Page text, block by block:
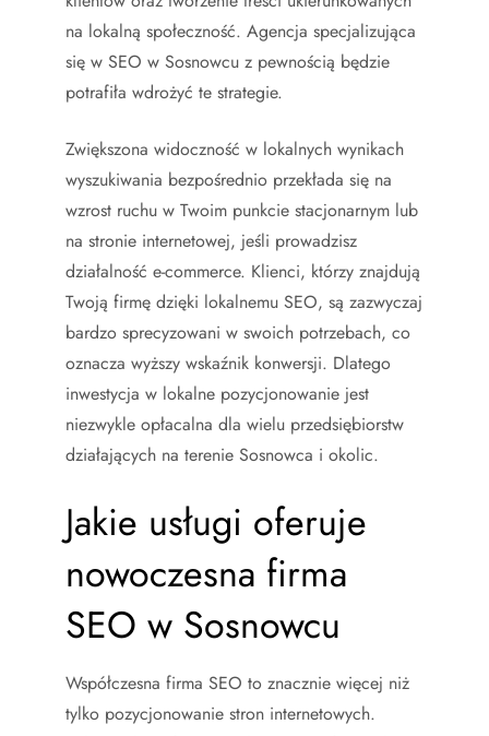
na lokalną społeczność. Agencja specjalizująca
się w SEO w Sosnowcu z pewnością będzie
potrafiła wdrożyć te strategie.
Zwiększona widoczność w lokalnych wynikach
wyszukiwania bezpośrednio przekłada się na
wzrost ruchu w Twoim punkcie stacjonarnym lub
na stronie internetowej, jeśli prowadzisz
działalność e-commerce. Klienci, którzy znajdują
Twoją firmę dzięki lokalnemu SEO, są zazwyczaj
bardzo sprecyzowani w swoich potrzebach, co
oznacza wyższy wskaźnik konwersji. Dlatego
inwestycja w lokalne pozycjonowanie jest
niezwykle opłacalna dla wielu przedsiębiorstw
działających na terenie Sosnowca i okolic.
Jakie usługi oferuje
nowoczesna firma
SEO w Sosnowcu
Współczesna firma SEO to znacznie więcej niż
tylko pozycjonowanie stron internetowych.